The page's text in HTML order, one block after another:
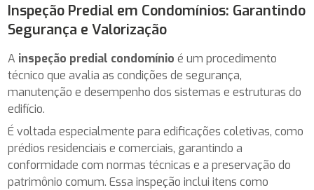
Inspeção Predial em Condomínios: Garantindo
Segurança e Valorização
A inspeção predial condomínio é um procedimento
técnico que avalia as condições de segurança,
manutenção e desempenho dos sistemas e estruturas do
edifício.
É voltada especialmente para edificações coletivas, como
prédios residenciais e comerciais, garantindo a
conformidade com normas técnicas e a preservação do
patrimônio comum. Essa inspeção inclui itens como